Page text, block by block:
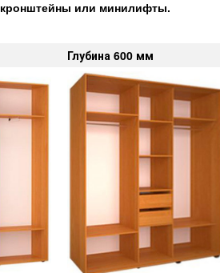
кронштейны или минилифты.
Глубина 600 мм